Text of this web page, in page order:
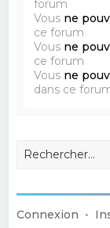
forum
Vous ne
ce forum
Vous ne
ce forum
Vous ne
dans ce
Connexion •